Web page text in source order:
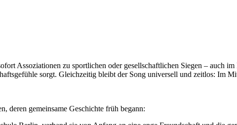
Assoziationen zu sportlichen oder gesellschaftlichen Siegen – auch
sorgt. Gleichzeitig bleibt der Song universell und zeitlos: Im
gemeinsame Geschichte früh begann: